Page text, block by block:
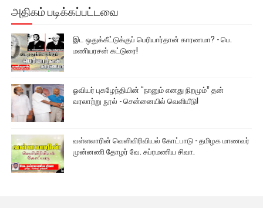
அதிகம் படிக்கப்பட்டவை
இட ஒதுக்கீட்டுக்குப் பெரியார்தான் காரணமா? - பெ.
மணியரசன் கட்டுரை!
ஓவியர் புகழேந்தியின் “நானும் எனது நிறமும்” தன்
வரலாற்று நூல் - சென்னையில் வெளியீடு!
வள்ளலாரின் வெளிவிரிவியல் கோட்பாடு - தமிழக மாணவர்
முன்னணி தோழர் வே. சுப்ரமணிய சிவா.